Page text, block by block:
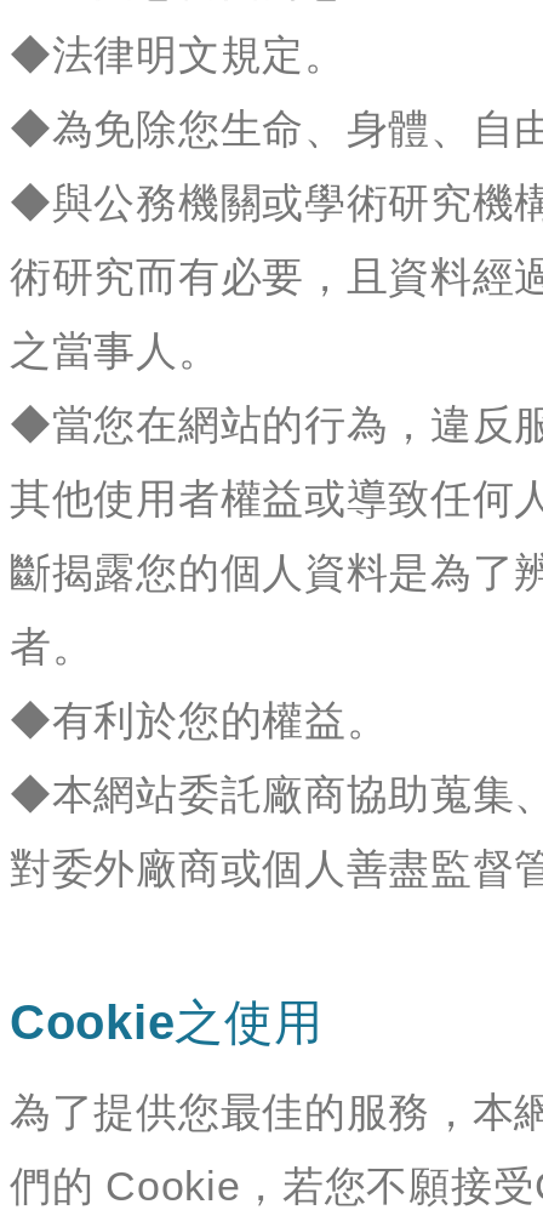
◆法律明文規定。
◆為免除您生命、身體、自
◆與公務機關或學術研究機
術研究而有必要，且資料經
之當事人。
◆當您在網站的行為，違反
其他使用者權益或導致任何
斷揭露您的個人資料是為了
者。
◆有利於您的權益。
◆本網站委託廠商協助蒐集
對委外廠商或個人善盡監督
Cookie之使用
為了提供您最佳的服務，本
們的 Cookie，若您不願接